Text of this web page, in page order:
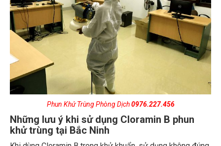
Những lưu ý khi sử dụng Cloramin B phun
khử trùng tại Bắc Ninh
Khi dùng Cloramin B trong khử khuẩn, sử dụng không đúng